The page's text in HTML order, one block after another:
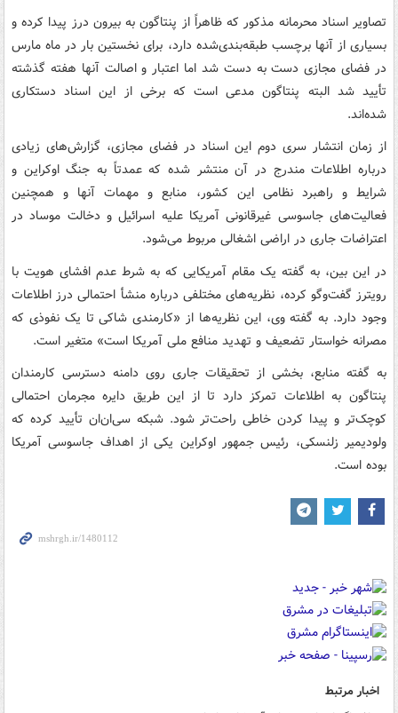
تصاویر اسناد محرمانه مذکور که ظاهراً از پنتاگون به بیرون درز پیدا کرده و
بسیاری از آنها برچسب طبقه‌بندی‌شده دارد، برای نخستین بار در ماه مارس
در فضای مجازی دست به دست شد اما اعتبار و اصالت آنها هفته گذشته
تأیید شد البته پنتاگون مدعی است که برخی از این اسناد دستکاری
شده‌اند.
از زمان انتشار سری دوم این اسناد در فضای مجازی، گزارش‌های زیادی
درباره اطلاعات مندرج در آن منتشر شده که عمدتاً به جنگ اوکراین و
شرایط و راهبرد نظامی این کشور، منابع و مهمات آنها و همچنین
فعالیت‌های جاسوسی غیرقانونی آمریکا علیه اسرائیل و دخالت موساد در
اعتراضات جاری در اراضی اشغالی مربوط می‌شود.
در این بین، به گفته یک مقام آمریکایی که به شرط عدم افشای هویت با
رویترز گفت‌وگو کرده، نظریه‌های مختلفی درباره منشأ احتمالی درز اطلاعات
وجود دارد. به گفته وی، این نظریه‌ها از «کارمندی شاکی تا یک نفوذی که
مصرانه خواستار تضعیف و تهدید منافع ملی آمریکا است» متغیر است.
به گفته منابع، بخشی از تحقیقات جاری روی دامنه دسترسی کارمندان
پنتاگون به اطلاعات تمرکز دارد تا از این طریق دایره مجرمان احتمالی
کوچک‌تر و پیدا کردن خاطی راحت‌تر شود. شبکه سی‌ان‌ان تأیید کرده که
ولودیمیر زلنسکی، رئیس جمهور اوکراین یکی از اهداف جاسوسی آمریکا
بوده است.
اخبار مرتبط